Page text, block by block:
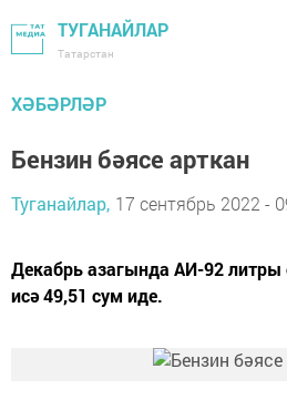
ТУГАНАЙЛАР
Татарстан
ХӘБӘРЛӘР
Бензин бәясе арткан
Туганайлар, 17 сентябрь 2022 -
Декабрь азагында АИ-92 литры
исә 49,51 сум иде.